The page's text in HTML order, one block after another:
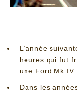
L’année
heures qui fut
une Ford Mk IV
Dans les